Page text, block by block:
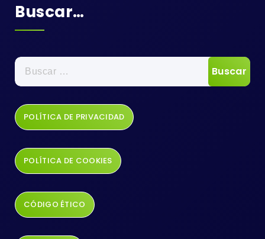
Buscar…
POLÍTICA DE PRIVACIDAD
POLÍTICA DE COOKIES
CÓDIGO ÉTICO